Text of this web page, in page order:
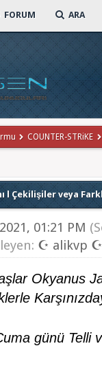
FORUM ARA
COUNTER-STRiKE
l Çekilişiler veya
01:21 PM
☪ alikvp
Okyanus
günü Telli